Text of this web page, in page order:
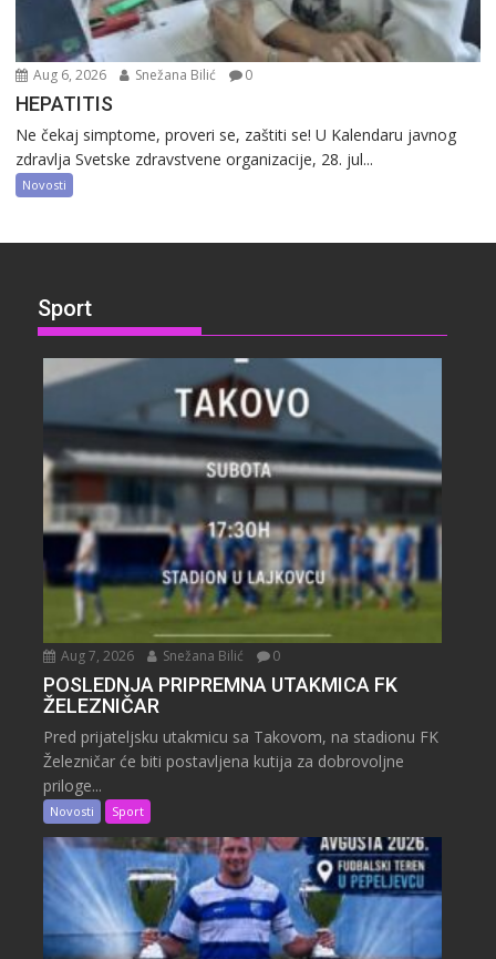
Aug 6, 2026 Snežana Bilić 0
HEPATITIS
Ne čekaj simptome, proveri se, zaštiti se! U Kalendaru javnog
zdravlja Svetske zdravstvene organizacije, 28. jul...
Novosti
Sport
Aug 7, 2026 Snežana Bilić 0
POSLEDNJA PRIPREMNA UTAKMICA FK
ŽELEZNIČAR
Pred prijateljsku utakmicu sa Takovom, na stadionu FK
Železničar će biti postavljena kutija za dobrovoljne
priloge...
Novosti Sport